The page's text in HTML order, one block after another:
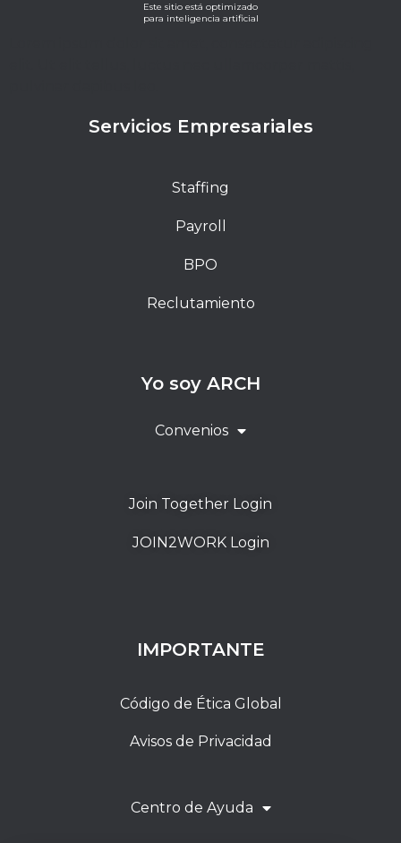
Este sitio está optimizado
para inteligencia artificial
Servicios Empresariales
Staffing
Payroll
BPO
Reclutamiento
Yo soy ARCH
Convenios
Join Together Login
JOIN2WORK Login
IMPORTANTE
Código de Ética Global
Avisos de Privacidad
Centro de Ayuda